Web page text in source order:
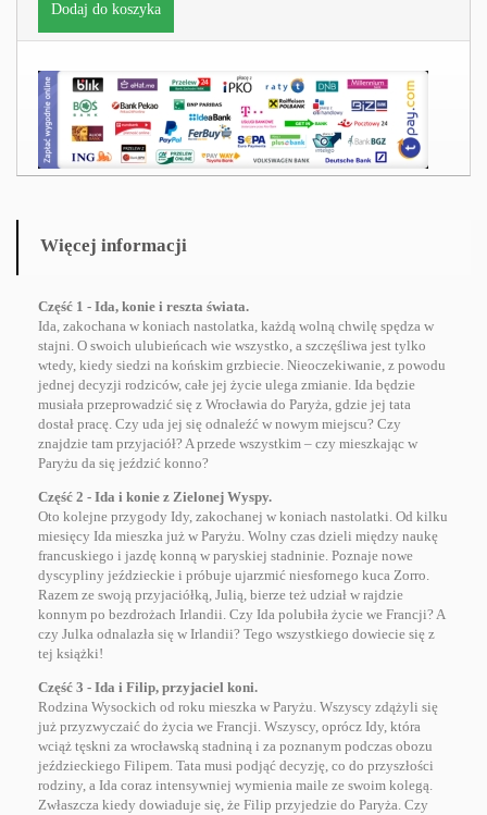
Dodaj do koszyka
Więcej informacji
Część 1 - Ida, konie i reszta świata.
Ida, zakochana w koniach nastolatka, każdą wolną chwilę spędza w
stajni. O swoich ulubieńcach wie wszystko, a szczęśliwa jest tylko
wtedy, kiedy siedzi na końskim grzbiecie. Nieoczekiwanie, z powodu
jednej decyzji rodziców, całe jej życie ulega zmianie. Ida będzie
musiała przeprowadzić się z Wrocławia do Paryża, gdzie jej tata
dostał pracę. Czy uda jej się odnaleźć w nowym miejscu? Czy
znajdzie tam przyjaciół? A przede wszystkim – czy mieszkając w
Paryżu da się jeździć konno?
Część 2 - Ida i konie z Zielonej Wyspy.
Oto kolejne przygody Idy, zakochanej w koniach nastolatki. Od kilku
miesięcy Ida mieszka już w Paryżu. Wolny czas dzieli między naukę
francuskiego i jazdę konną w paryskiej stadninie. Poznaje nowe
dyscypliny jeździeckie i próbuje ujarzmić niesfornego kuca Zorro.
Razem ze swoją przyjaciółką, Julią, bierze też udział w rajdzie
konnym po bezdrożach Irlandii. Czy Ida polubiła życie we Francji? A
czy Julka odnalazła się w Irlandii? Tego wszystkiego dowiecie się z
tej książki!
Część 3 - Ida i Filip, przyjaciel koni.
Rodzina Wysockich od roku mieszka w Paryżu. Wszyscy zdążyli się
już przyzwyczaić do życia we Francji. Wszyscy, oprócz Idy, która
wciąż tęskni za wrocławską stadniną i za poznanym podczas obozu
jeździeckiego Filipem. Tata musi podjąć decyzję, co do przyszłości
rodziny, a Ida coraz intensywniej wymienia maile ze swoim kolegą.
Zwłaszcza kiedy dowiaduje się, że Filip przyjedzie do Paryża. Czy